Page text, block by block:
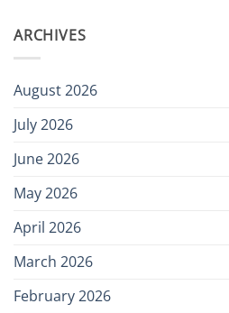
ARCHIVES
August 2026
July 2026
June 2026
May 2026
April 2026
March 2026
February 2026